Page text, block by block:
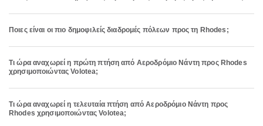
Ποιες είναι οι πιο δημοφιλείς διαδρομές πόλεων προς τη Rhodes;
Τι ώρα αναχωρεί η πρώτη πτήση από Αεροδρόμιο Νάντη προς Rhodes
χρησιμοποιώντας Volotea;
Τι ώρα αναχωρεί η τελευταία πτήση από Αεροδρόμιο Νάντη προς
Rhodes χρησιμοποιώντας Volotea;